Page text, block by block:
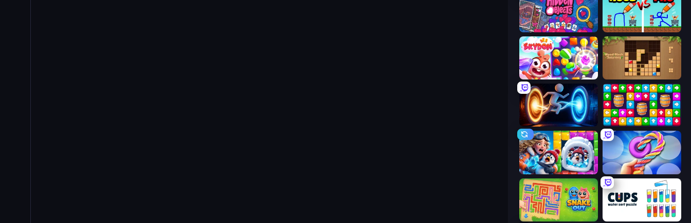
Hidden Objects DOP Noob: Draw to Save
Skydom Wood Block Journey
Portal Escape Tap Away Story
Captain Blast Twisted Tangle
Snake Out: Maze Escape Cups - Water Sort Puzzle